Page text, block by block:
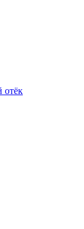
отёк